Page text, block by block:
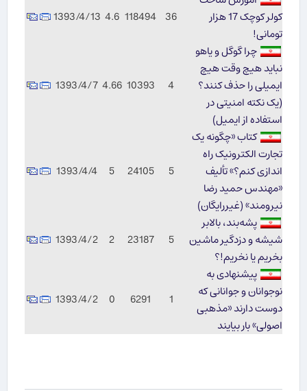
کولر کوچک 17 هزار
تومانی!
36
118494
4.6
1393/4/13
چرا گوگل و یاهو
نباید هیچ وقت هیچ
ایمیلی را حذف کنند؟
(یک نکته امنیتی در
استفاده از ایمیل)
4
10393
4.66
1393/4/7
کتاب «چگونه یک
تجارت الکترونیک راه
اندازی کنم؟» تألیف
«مهندس حمید رضا
نیرومند» (غیررایگان)
5
24105
5
1393/4/4
پشه‌بند، بالابر
شیشه و دزدگیر ماشین
بخریم یا نخریم!؟
5
23187
2
1393/4/2
پیشنهادی به
نوجوانان و جوانانی که
دوست دارند «مذهبی
اصولی» بار بیایند
1
6291
0
1393/4/2